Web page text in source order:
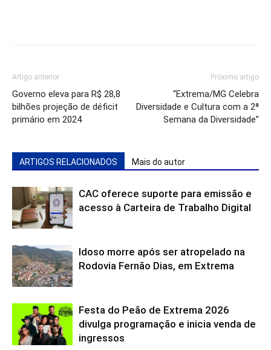
Artigo anterior
Governo eleva para R$ 28,8
bilhões projeção de déficit
primário em 2024
Próximo artigo
“Extrema/MG Celebra
Diversidade e Cultura com a 2ª
Semana da Diversidade”
ARTIGOS RELACIONADOS Mais do autor
CAC oferece suporte para emissão e
acesso à Carteira de Trabalho Digital
Idoso morre após ser atropelado na
Rodovia Fernão Dias, em Extrema
Festa do Peão de Extrema 2026
divulga programação e inicia venda de
ingressos